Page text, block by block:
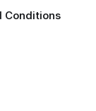
Conditions